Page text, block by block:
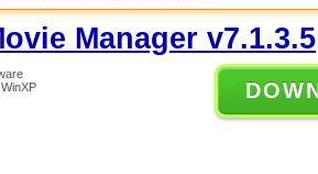
Manager v7.1.3.5